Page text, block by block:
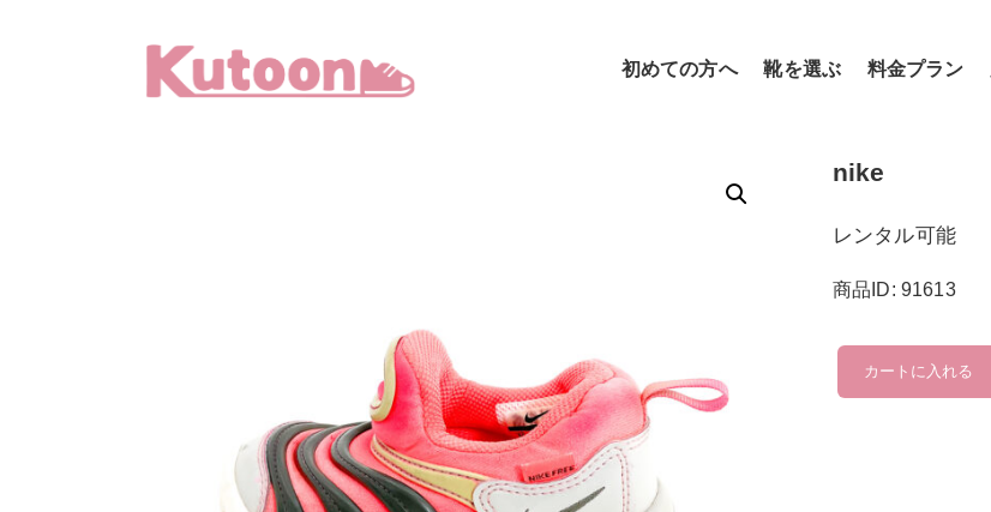
初めての方へ 靴を選ぶ 料金プラン
nike
レンタル可能
商品ID: 91613
nike
個
カートに入れる